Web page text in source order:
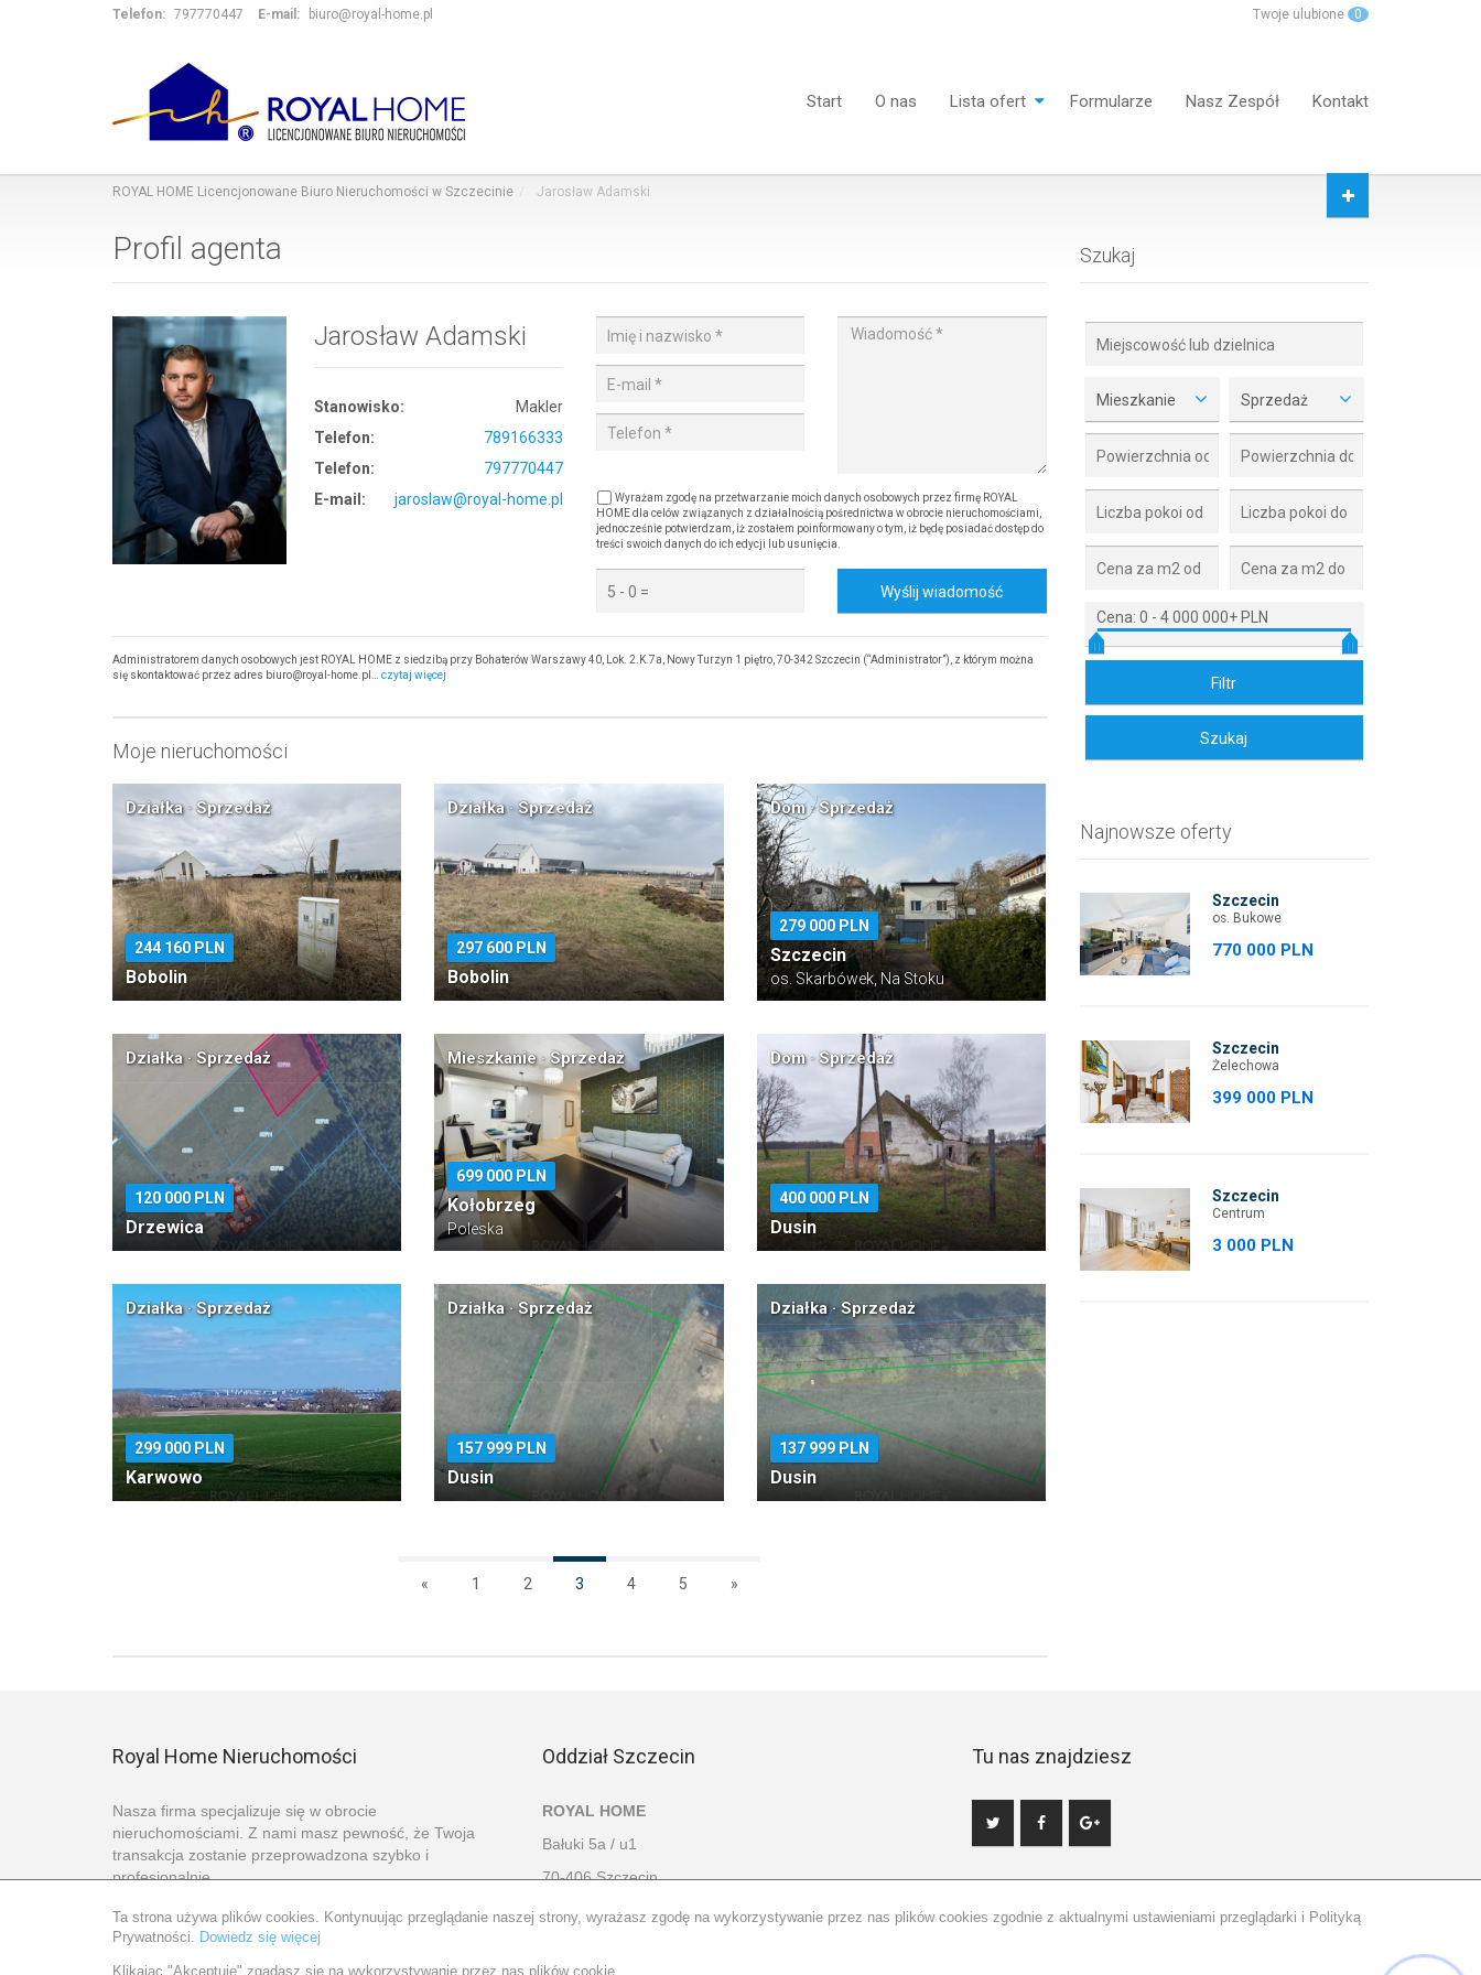
Telefon: 797770447 E-mail: biuro@royal-home.pl Twoje ulubione 0
Start O nas Lista ofert Formularze Nasz Zespół Kontakt
ROYAL HOME Licencjonowane Biuro Nieruchomości w Szczecinie Jarosław Adamski
Profil agenta
Jarosław Adamski
Stanowisko:
Makler
Telefon:
789166333
Telefon:
797770447
E-mail:
jaroslaw@royal-home.pl
Wyrażam zgodę na przetwarzanie moich danych osobowych przez firmę ROYAL
HOME dla celów związanych z działalnością pośrednictwa w obrocie nieruchomościami,
jednocześnie potwierdzam, iż zostałem poinformowany o tym, iż będę posiadać dostęp do
treści swoich danych do ich edycji lub usunięcia.
Wyślij wiadomość
Administratorem danych osobowych jest ROYAL HOME z siedzibą przy Bohaterów Warszawy 40, Lok. 2.K.7a, Nowy Turzyn 1 piętro, 70-342 Szczecin (“Administrator”), z którym można
się skontaktować przez adres biuro@royal-home.pl… czytaj więcej
Moje nieruchomości
Działka · Sprzedaż
244 160 PLN
Bobolin
Działka · Sprzedaż
297 600 PLN
Bobolin
Dom · Sprzedaż
279 000 PLN
Szczecin
os. Skarbówek, Na Stoku
Działka · Sprzedaż
120 000 PLN
Drzewica
Mieszkanie · Sprzedaż
699 000 PLN
Kołobrzeg
Poleska
Dom · Sprzedaż
400 000 PLN
Dusin
Działka · Sprzedaż
299 000 PLN
Karwowo
Działka · Sprzedaż
157 999 PLN
Dusin
Działka · Sprzedaż
137 999 PLN
Dusin
« 1 2 3 4 5 »
Szukaj
Mieszkanie Sprzedaż
Cena: 0 - 4 000 000+ PLN
Najnowsze oferty
Szczecin
os. Bukowe
770 000 PLN
Szczecin
Żelechowa
399 000 PLN
Szczecin
Centrum
3 000 PLN
Royal Home Nieruchomości
Nasza firma specjalizuje się w obrocie
nieruchomościami. Z nami masz pewność, że Twoja
transakcja zostanie przeprowadzona szybko i
profesjonalnie.
Więcej informacji
Oddział Szczecin
ROYAL HOME
Bałuki 5a / u1
70-406 Szczecin
797770447
Tu nas znajdziesz
Ta strona używa plików cookies. Kontynuując przeglądanie naszej strony, wyrażasz zgodę na wykorzystywanie przez nas plików cookies zgodnie z aktualnymi ustawieniami przeglądarki i Polityką
Prywatności. Dowiedz się więcej
Klikając "Akceptuję" zgadasz się na wykorzystywanie przez nas plików cookie.